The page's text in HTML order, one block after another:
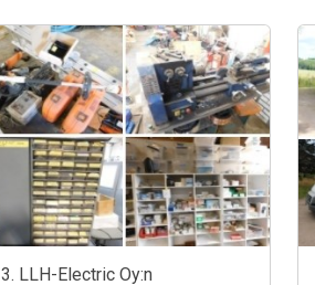
3. LLH-Electric Oy:n